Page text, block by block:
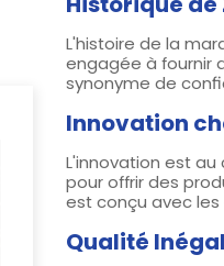
L'histoire de la
engagée à fournir
synonyme de
Innovation
L'innovation est
pour offrir des
est conçu avec
Qualité